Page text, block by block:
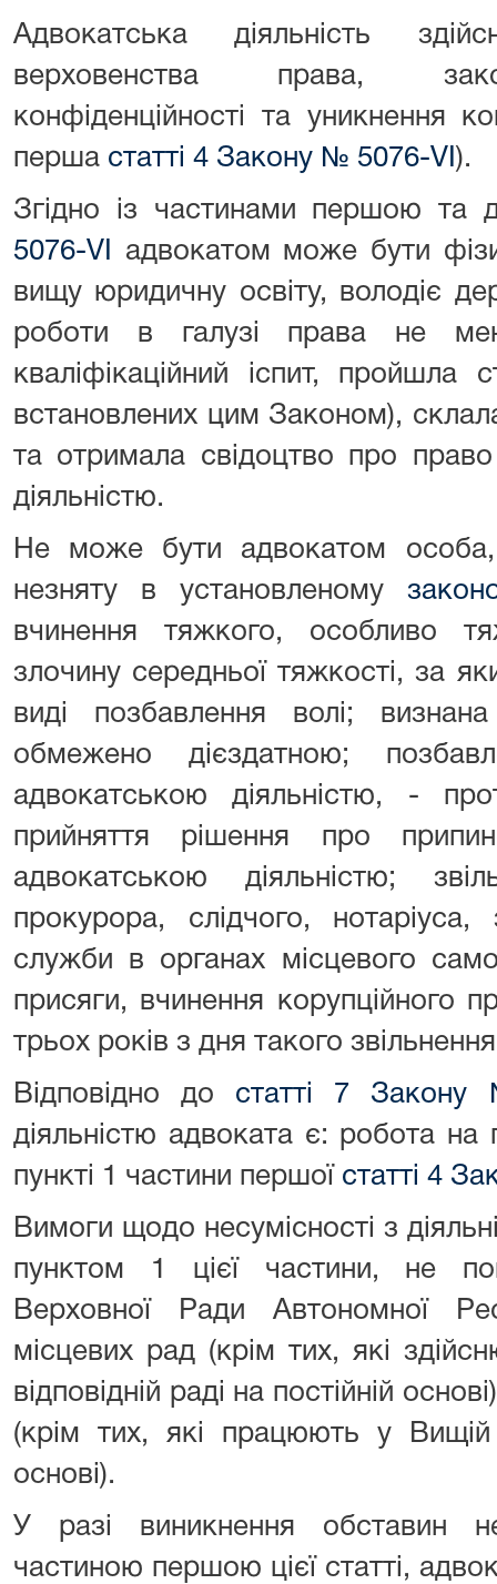
Адвокатська діяльність
верховенства права,
конфіденційності та уникнення
перша статті 4 Закону № 5076-VI ).
Згідно із частинами першою та
5076-VI
адвокатом може бути
вищу юридичну освіту, володіє
роботи в галузі права не
кваліфікаційний іспит, пройшла
встановлених цим Законом),
та отримала свідоцтво про
діяльністю.
Не може бути адвокатом
незняту в установленому
вчинення тяжкого, особливо
злочину середньої тяжкості, за
виді позбавлення волі;
обмежено дієздатною;
адвокатською діяльністю, -
прийняття рішення про
адвокатською діяльністю;
прокурора, слідчого,
служби в органах місцевого
присяги, вчинення корупційного
трьох років з дня такого
Відповідно до статті 7
діяльністю адвоката є: робота на
пункті 1 частини першої статті 4
Вимоги щодо несумісності з
пунктом 1 цієї частини, не
Верховної Ради Автономної
місцевих рад (крім тих, які
відповідній раді на постійній
(крім тих, які працюють у Вищій
основі).
У разі виникнення обставин
частиною першою цієї статті,